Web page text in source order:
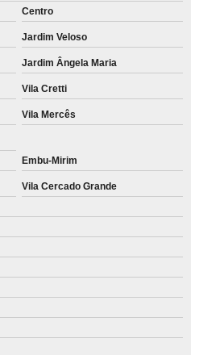
Centro
Jardim Veloso
Jardim Ângela Maria
Vila Cretti
Vila Mercês
Embu-Mirim
Vila Cercado Grande